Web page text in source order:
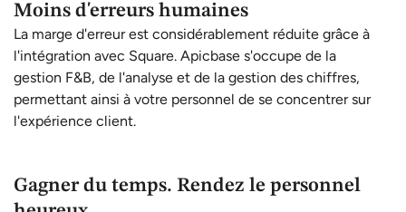
Moins d'erreurs humaines
La marge d'erreur est considérablement réduite grâce à
l'intégration avec Square. Apicbase s'occupe de la
gestion F&B, de l'analyse et de la gestion des chiffres,
permettant ainsi à votre personnel de se concentrer sur
l'expérience client.
Gagner du temps. Rendez le personnel